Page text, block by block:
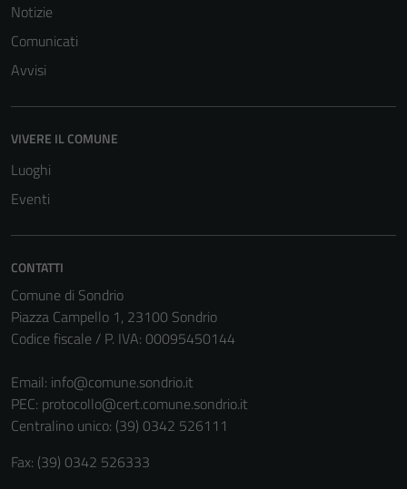
Notizie
Comunicati
Avvisi
VIVERE IL COMUNE
Luoghi
Eventi
CONTATTI
Comune di Sondrio
Piazza Campello 1, 23100 Sondrio
Codice fiscale / P. IVA: 00095450144
Email: info@comune.sondrio.it
PEC: protocollo@cert.comune.sondrio.it
Centralino unico: (39) 0342 526111
Fax: (39) 0342 526333